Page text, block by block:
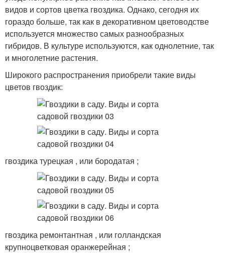
видов и сортов цветка гвоздика. Однако, сегодня их
гораздо больше, так как в декоративном цветоводстве
используется множество самых разнообразных
гибридов. В культуре используются, как однолетние, так
и многолетние растения.
Широкого распространения приобрели такие виды
цветов гвоздик:
гвоздика турецкая , или бородатая ;
гвоздика ремонтантная , или голландская
крупноцветковая оранжерейная ;